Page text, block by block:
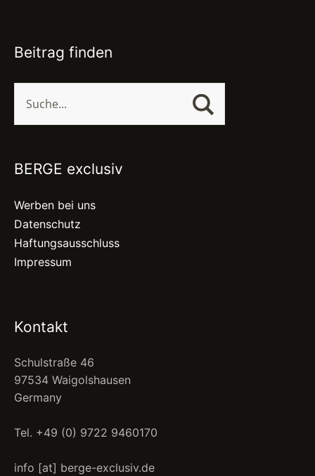
Beitrag finden
BERGE exclusiv
Werben bei uns
Datenschutz
Haftungsausschluss
Impressum
Kontakt
Schulstraße 46
97534 Waigolshausen
Germany
Tel. +49 (0) 9722 9460170
info [at] berge-exclusiv.de